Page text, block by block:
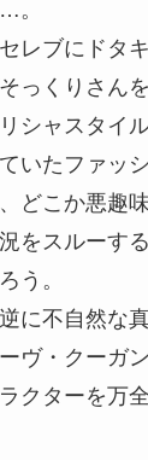
。
レブにドタ
っくりさん
シャスタイ
いたファッ
どこか悪趣
をスルーす
う。
に不自然な
ヴ・クーガ
クターを万